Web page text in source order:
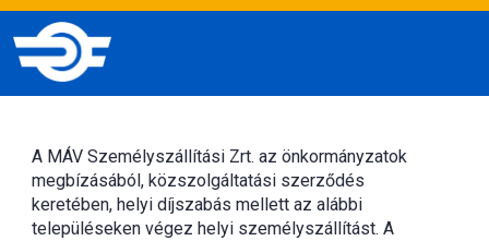
A MÁV Személyszállítási Zrt. az önkormányzatok
megbízásából, közszolgáltatási szerződés
keretében, helyi díjszabás mellett az alábbi
településeken végez helyi személyszállítást. A